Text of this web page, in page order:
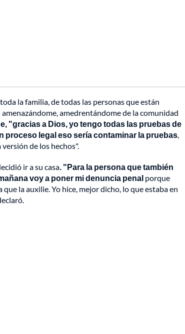
la familia, de todas las personas que están
amedrentándome de la comunidad
"gracias a Dios, yo tengo todas las pruebas de
proceso legal eso sería contaminar la pruebas,
de los hechos".
ir a su casa. "Para la persona que también
voy a poner mi denuncia penal porque
la auxilie. Yo hice, mejor dicho, lo que estaba en